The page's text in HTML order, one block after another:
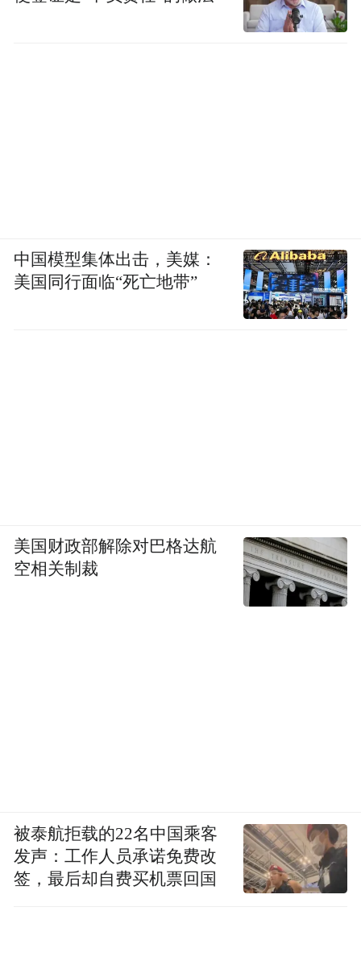
中国模型集体出击，美媒：
美国同行面临“死亡地带”
美国财政部解除对巴格达航
空相关制裁
被泰航拒载的22名中国乘客
发声：工作人员承诺免费改
签，最后却自费买机票回国